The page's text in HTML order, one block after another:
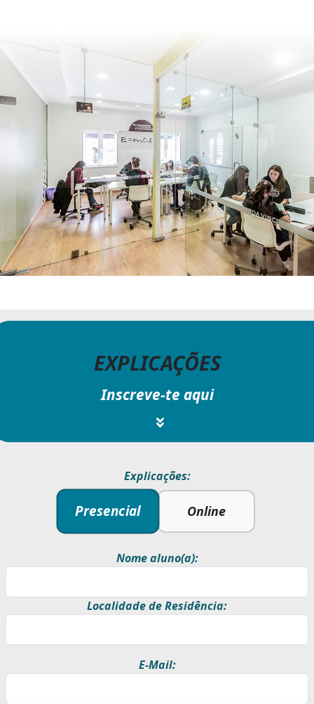
EXPLICAÇÕES
Inscreve-te aqui
Explicações:
Presencial Online
Nome aluno(a):
Localidade de Residência:
E-Mail: